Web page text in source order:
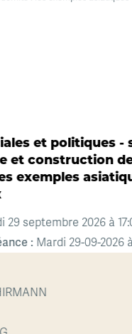
Sciences
- Les
politiques au
Début :Mardi
Prochaine